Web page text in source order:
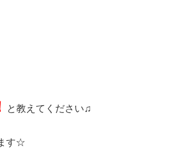
と教えてください♫
す☆